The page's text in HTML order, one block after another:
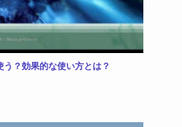
？効果的な使い方とは？